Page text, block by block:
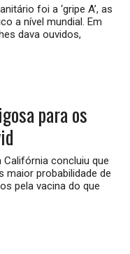
foi a ‘gripe A’, as
a nível mundial. Em
dava ouvidos,
para os
Califórnia concluiu que
maior probabilidade de
pela vacina do que